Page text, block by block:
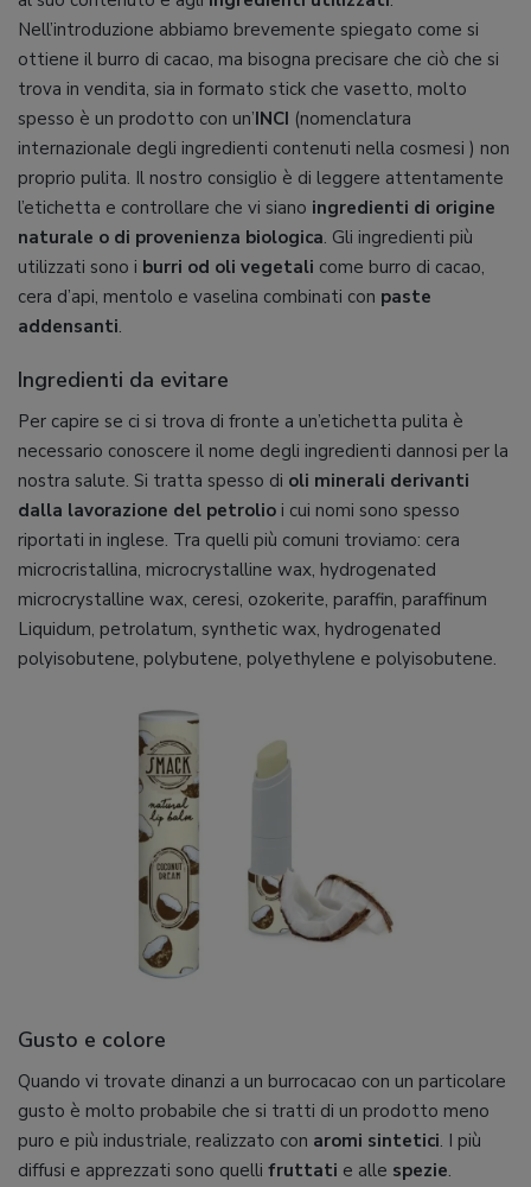
Nell’introduzione abbiamo brevemente spiegato come si
ottiene il burro di cacao, ma bisogna precisare che ciò che si
trova in vendita, sia in formato stick che vasetto, molto
spesso è un prodotto con un’INCI (nomenclatura
internazionale degli ingredienti contenuti nella cosmesi ) non
proprio pulita. Il nostro consiglio è di leggere attentamente
l’etichetta e controllare che vi siano ingredienti di origine
naturale o di provenienza biologica. Gli ingredienti più
utilizzati sono i burri od oli vegetali come burro di cacao,
cera d’api, mentolo e vaselina combinati con paste
addensanti.
Ingredienti da evitare
Per capire se ci si trova di fronte a un’etichetta pulita è
necessario conoscere il nome degli ingredienti dannosi per la
nostra salute. Si tratta spesso di oli minerali derivanti
dalla lavorazione del petrolio i cui nomi sono spesso
riportati in inglese. Tra quelli più comuni troviamo: cera
microcristallina, microcrystalline wax, hydrogenated
microcrystalline wax, ceresi, ozokerite, paraffin, paraffinum
Liquidum, petrolatum, synthetic wax, hydrogenated
polyisobutene, polybutene, polyethylene e polyisobutene.
Gusto e colore
Quando vi trovate dinanzi a un burrocacao con un particolare
gusto è molto probabile che si tratti di un prodotto meno
puro e più industriale, realizzato con aromi sintetici. I più
diffusi e apprezzati sono quelli fruttati e alle spezie.